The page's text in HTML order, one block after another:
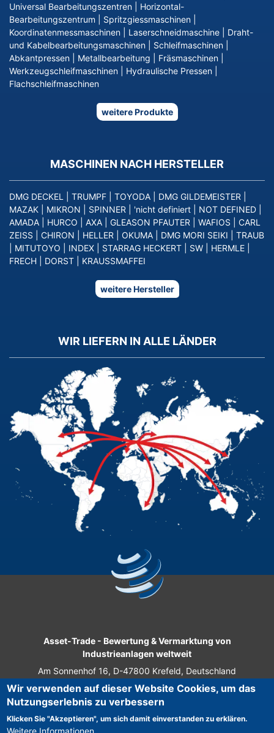
Universal Bearbeitungszentren
Horizontal-
Bearbeitungszentrum
Spritzgiessmaschinen
Koordinatenmessmaschinen
Laserschneidmaschine
Draht-
und Kabelbearbeitungsmaschinen
Schleifmaschinen
Abkantpressen
Metallbearbeitung Fräsmaschinen
Werkzeugschleifmaschinen
Hydraulische Pressen
Flachschleifmaschinen
weitere Produkte
MASCHINEN NACH HERSTELLER
DMG DECKEL TRUMPF TOYODA DMG GILDEMEISTER
MAZAK
MIKRON SPINNER 'nicht definiert NOT DEFINED
AMADA
HURCO AXA GLEASON PFAUTER WAFIOS
CARL
ZEISS
CHIRON HELLER OKUMA DMG MORI SEIKI
TRAUB
MITUTOYO INDEX STARRAG HECKERT SW HERMLE
FRECH
DORST KRAUSSMAFFEI
weitere Hersteller
WIR LIEFERN IN ALLE LÄNDER
Asset-Trade - Bewertung & Vermarktung von
Industrieanlagen weltweit
Am Sonnenhof 16, D-47800 Krefeld, Deutschland
Tel.: +49 2151 32 500 33
Fax.: +49 2151 65 29 22
© 2026 Asset-Trade
Wir verwenden auf dieser Website Cookies, um das
Nutzungserlebnis zu verbessern
Klicken Sie "Akzeptieren", um sich damit einverstanden zu erklären.
Weitere Informationen